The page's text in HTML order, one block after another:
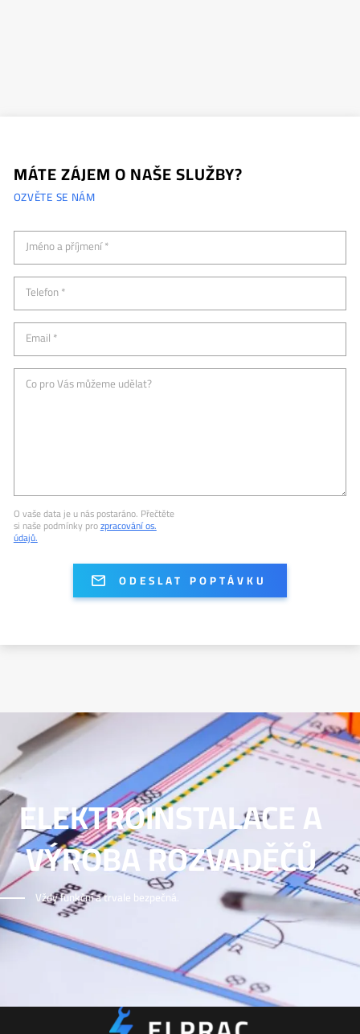
MÁTE ZÁJEM O NAŠE SLUŽBY?
OZVĚTE SE NÁM
Jméno a příjmení *
Telefon *
Email *
Co pro Vás můžeme udělat?
O vaše data je u nás postaráno. Přečtěte
si naše podmínky prozpracování os.
údajů.
ELEKTROINSTALACE A
VÝROBA ROZVADĚČŮ
Vždy funkční a trvale bezpečná.